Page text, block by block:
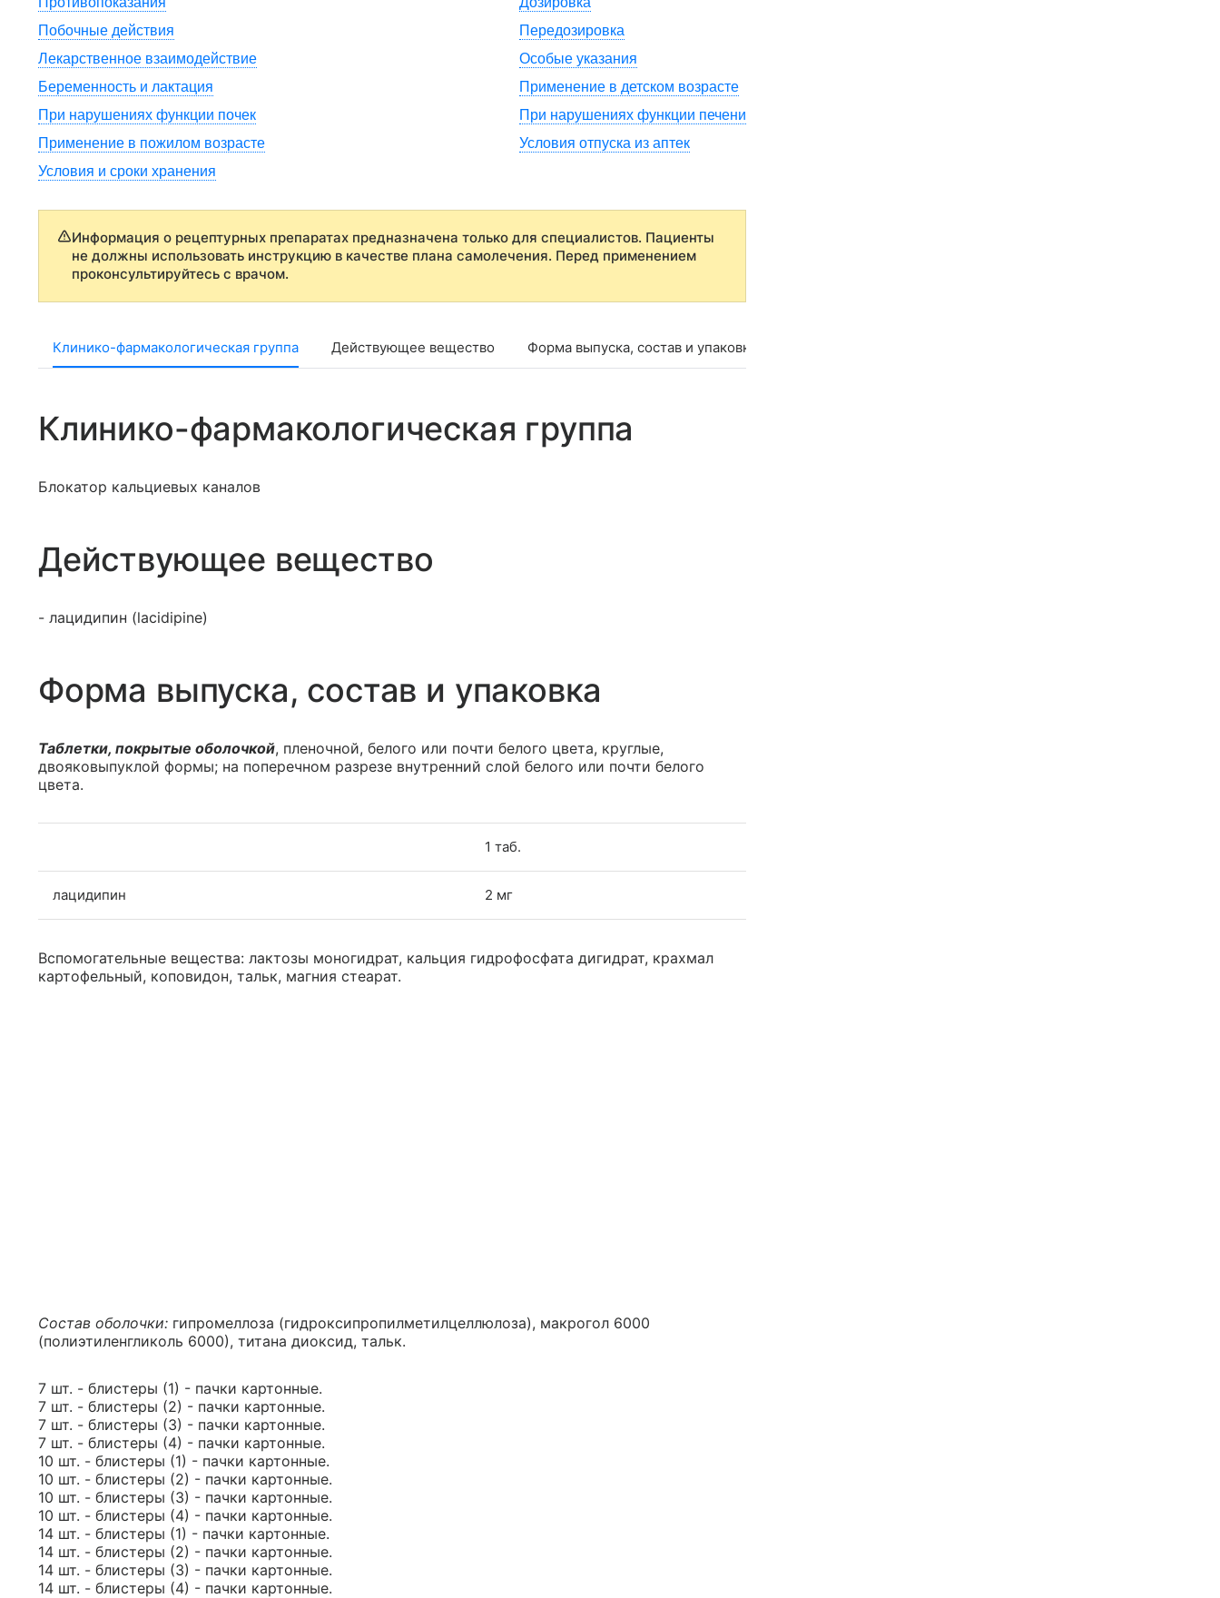
Побочные действия
Передозировка
Лекарственное взаимодействие
Особые указания
Беременность и лактация
Применение в детском возрасте
При нарушениях функции почек
При нарушениях функции печени
Применение в пожилом возрасте
Условия отпуска из аптек
Условия и сроки хранения
Информация о рецептурных препаратах предназначена только для специалистов. Пациенты
не должны использовать инструкцию в качестве плана самолечения. Перед применением
проконсультируйтесь с врачом.
Клинико-фармакологическая группа Действующее вещество Форма выпуска, состав и упаковка
Клинико-фармакологическая группа
Блокатор кальциевых каналов
Действующее вещество
- лацидипин (lacidipine)
Форма выпуска, состав и упаковка
Таблетки, покрытые оболочкой, пленочной, белого или почти белого цвета, круглые,
двояковыпуклой формы; на поперечном разрезе внутренний слой белого или почти белого
цвета.
1 таб.
лацидипин 2 мг
Вспомогательные вещества: лактозы моногидрат, кальция гидрофосфата дигидрат, крахмал
картофельный, коповидон, тальк, магния стеарат.
Состав оболочки: гипромеллоза (гидроксипропилметилцеллюлоза), макрогол 6000
(полиэтиленгликоль 6000), титана диоксид, тальк.
7 шт. - блистеры (1) - пачки картонные.
7 шт. - блистеры (2) - пачки картонные.
7 шт. - блистеры (3) - пачки картонные.
7 шт. - блистеры (4) - пачки картонные.
10 шт. - блистеры (1) - пачки картонные.
10 шт. - блистеры (2) - пачки картонные.
10 шт. - блистеры (3) - пачки картонные.
10 шт. - блистеры (4) - пачки картонные.
14 шт. - блистеры (1) - пачки картонные.
14 шт. - блистеры (2) - пачки картонные.
14 шт. - блистеры (3) - пачки картонные.
14 шт. - блистеры (4) - пачки картонные.